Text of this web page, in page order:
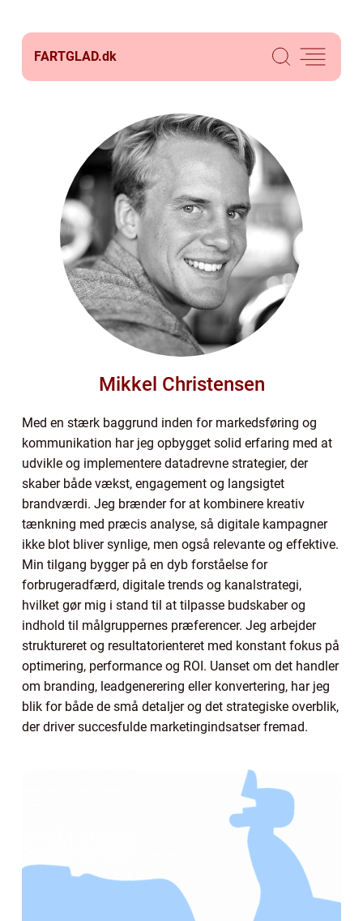
FARTGLAD.dk
Mikkel Christensen
Med en stærk baggrund inden for markedsføring og
kommunikation har jeg opbygget solid erfaring med at
udvikle og implementere datadrevne strategier, der
skaber både vækst, engagement og langsigtet
brandværdi. Jeg brænder for at kombinere kreativ
tænkning med præcis analyse, så digitale kampagner
ikke blot bliver synlige, men også relevante og effektive.
Min tilgang bygger på en dyb forståelse for
forbrugeradfærd, digitale trends og kanalstrategi,
hvilket gør mig i stand til at tilpasse budskaber og
indhold til målgruppernes præferencer. Jeg arbejder
struktureret og resultatorienteret med konstant fokus på
optimering, performance og ROI. Uanset om det handler
om branding, leadgenerering eller konvertering, har jeg
blik for både de små detaljer og det strategiske overblik,
der driver succesfulde marketingindsatser fremad.